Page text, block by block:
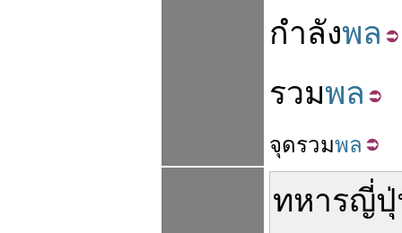
กำลังพล
รวมพล
จุดรวมพล
ทหารญี่